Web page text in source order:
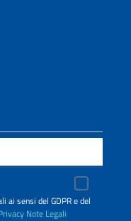
ai sensi del GDPR e del
Note Legali